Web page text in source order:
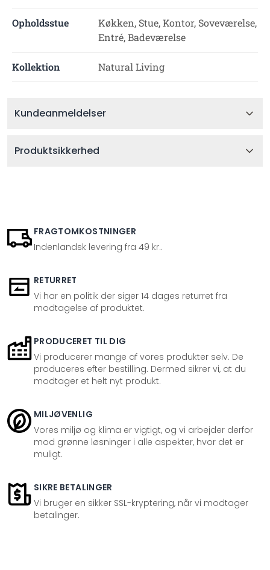
Opholdsstue
Køkken, Stue, Kontor, Soveværelse,
Entré, Badeværelse
Kollektion Natural Living
Kundeanmeldelser
Produktsikkerhed
FRAGTOMKOSTNINGER
Indenlandsk levering fra 49 kr..
RETURRET
Vi har en politik der siger 14 dages returret fra
modtagelse af produktet.
PRODUCERET TIL DIG
Vi producerer mange af vores produkter selv. De
produceres efter bestilling. Dermed sikrer vi, at du
modtager et helt nyt produkt.
MILJØVENLIG
Vores miljø og klima er vigtigt, og vi arbejder derfor
mod grønne løsninger i alle aspekter, hvor det er
muligt.
SIKRE BETALINGER
Vi bruger en sikker SSL-kryptering, når vi modtager
betalinger.